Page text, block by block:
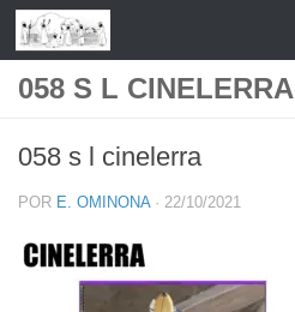
Saltar al contenido
058 S L CINELERRA
058 s l cinelerra
POR E. OMINONA · 22/10/2021